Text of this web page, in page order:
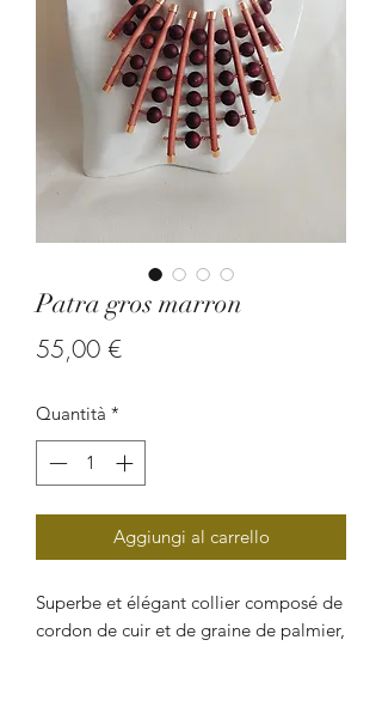
Patra gros marron
55,00 €Prezzo
Quantità *
Aggiungi al carrello
Superbe et élégant collier composé de
cordon de cuir et de graine de palmier,